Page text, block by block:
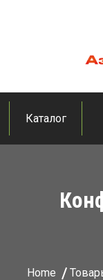
Азиатская лавка
Продукты из восточно-
Каталог
Home